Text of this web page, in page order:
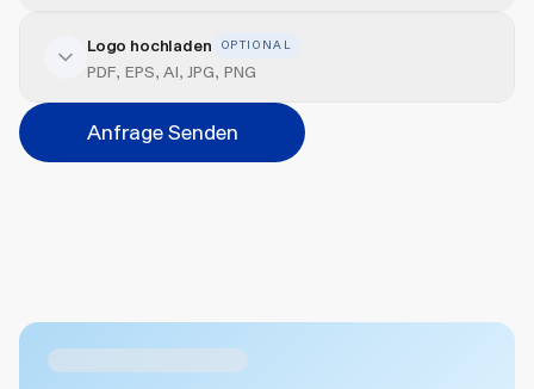
Veredelung hinzufügen
Position
Bitte wählen...
Logo hochladen OPTIONAL
PDF, EPS, AI, JPG, PNG
Anfrage Senden
Ähnliche Produkte